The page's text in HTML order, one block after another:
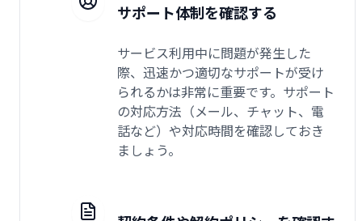
サポート体制を確認する
サービス利用中に問題が発生した
際、迅速かつ適切なサポートが受け
られるかは非常に重要です。サポート
の対応方法（メール、チャット、電
話など）や対応時間を確認しておき
ましょう。